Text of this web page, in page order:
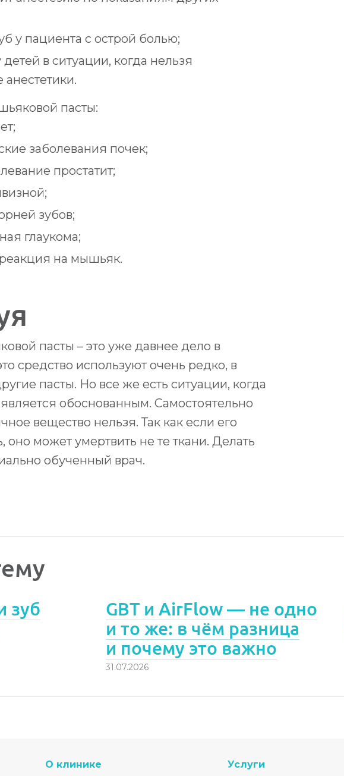
у пациента с острой болью;
в ситуации, когда нельзя
анестетики.
пасты:
заболевания почек;
простатит;
зубов;
глаукома;
на мышьяк.
пасты – это уже давнее дело в
средство используют очень редко, в
пасты. Но все же есть ситуации, когда
обоснованным. Самостоятельно
вещество нельзя. Так как если его
оно может умертвить не те ткани. Делать
обученный врач.
зуб
GBT и AirFlow — не одно
и то же: в чём разница
и почему это важно
31.07.2026
О клинике Услуги